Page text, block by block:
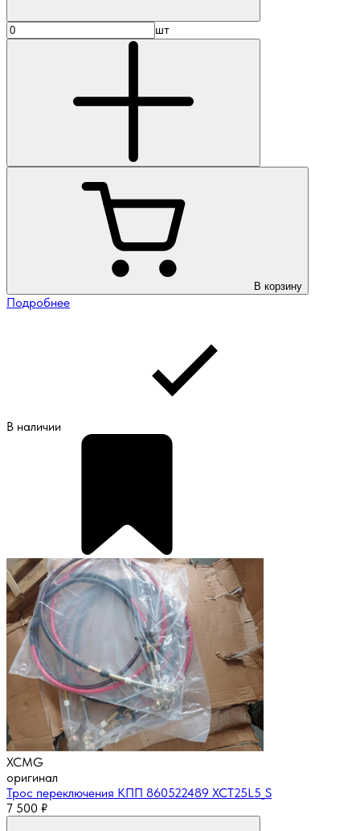
шт
В корзину
Подробнее
В наличии
XCMG
оригинал
Трос переключения КПП 860522489 XCT25L5_S
7 500 ₽